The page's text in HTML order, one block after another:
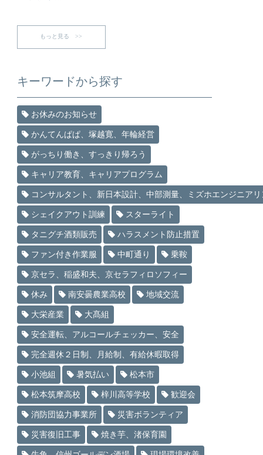
もっと見る >>
キーワードから探す
お休みのお知らせ
かんてんぱぱ、塚越寛、年輪経営
がっちり働き、すっきり帰ろう
キャリア教育、キャリアプログラム
コンサルタント、新日本設計、中部測量、ミズホエンジニアリ
シェイクアウト訓練 スターライト
タニグチ酒類販売 ハラスメント防止措置
ファン付き作業服 中町通り 乗鞍
京セラ、稲盛和夫、京セラフィロソフィー
休み 南安曇農業高校 地域交流
大栄産業 大髙組
安全運転、アルコールチェッカー、安全
完全週休２日制、月給制、有給休暇取得
小池組 暑気払い 松本市
松本筑摩高校 梓川高等学校 歓迎会
消防団協力事業所 災害ボランティア
災害復旧工事 焼き芋、渚保育園